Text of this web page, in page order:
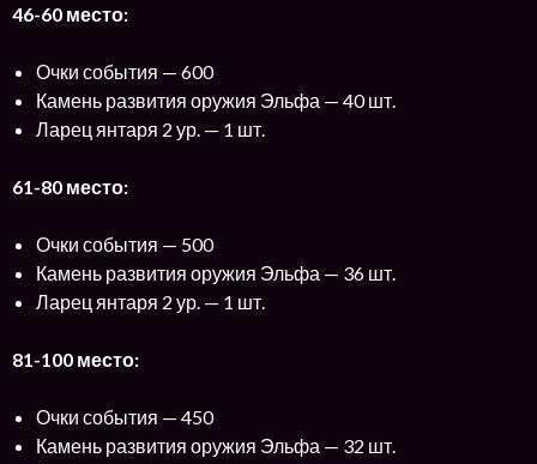
46-60 место:
Очки события — 600
Камень развития оружия Эльфа — 40 шт.
Ларец янтаря 2 ур. — 1 шт.
61-80 место:
Очки события — 500
Камень развития оружия Эльфа — 36 шт.
Ларец янтаря 2 ур. — 1 шт.
81-100 место:
Очки события — 450
Камень развития оружия Эльфа — 32 шт.